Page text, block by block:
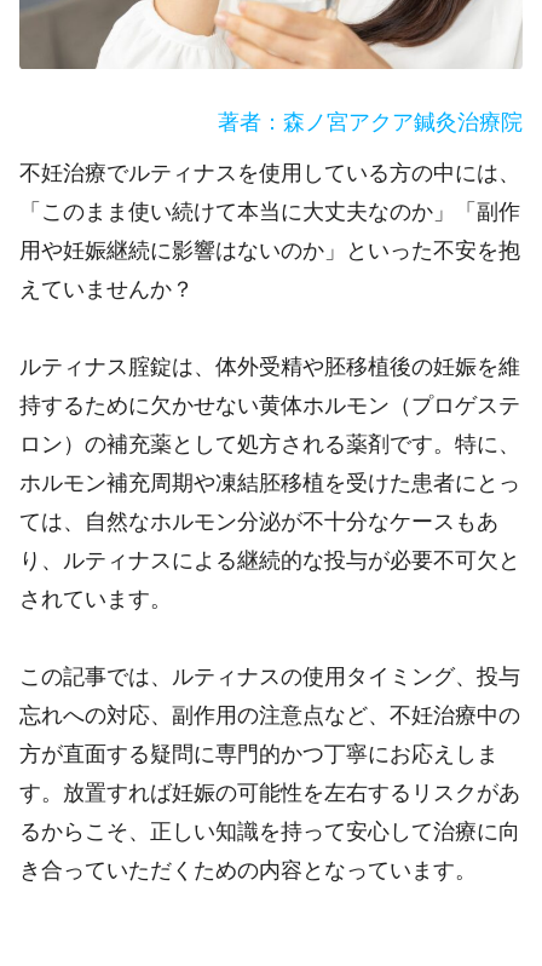
著者：森ノ宮アクア鍼灸治療院
不妊治療でルティナスを使用している方の中には、
「このまま使い続けて本当に大丈夫なのか」「副作
用や妊娠継続に影響はないのか」といった不安を抱
えていませんか？
ルティナス腟錠は、体外受精や胚移植後の妊娠を維
持するために欠かせない黄体ホルモン（プロゲステ
ロン）の補充薬として処方される薬剤です。特に、
ホルモン補充周期や凍結胚移植を受けた患者にとっ
ては、自然なホルモン分泌が不十分なケースもあ
り、ルティナスによる継続的な投与が必要不可欠と
されています。
この記事では、ルティナスの使用タイミング、投与
忘れへの対応、副作用の注意点など、不妊治療中の
方が直面する疑問に専門的かつ丁寧にお応えしま
す。放置すれば妊娠の可能性を左右するリスクがあ
るからこそ、正しい知識を持って安心して治療に向
き合っていただくための内容となっています。